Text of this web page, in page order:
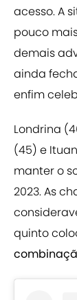
acesso. A
pouco
demais
ainda
enfim
Londrina
(45) e
manter o
2023. As
quinto